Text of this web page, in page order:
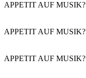
APPETIT AUF MUSIK?
APPETIT AUF MUSIK?
APPETIT AUF MUSIK?